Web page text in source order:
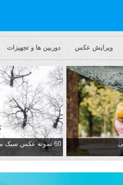
ویرایش عکس دوربین ها و تجهیزات
60 نمونه عکس سبک ماکسیمالیسم